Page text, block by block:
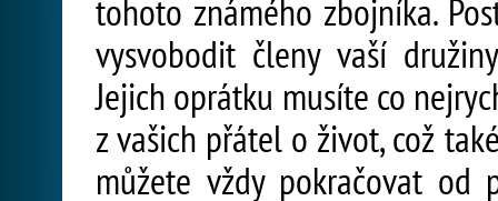
tohoto známého zbojníka.
vysvobodit členy vaší
Jejich oprátku musíte co
z vašich přátel o život, což
můžete vždy pokračovat od